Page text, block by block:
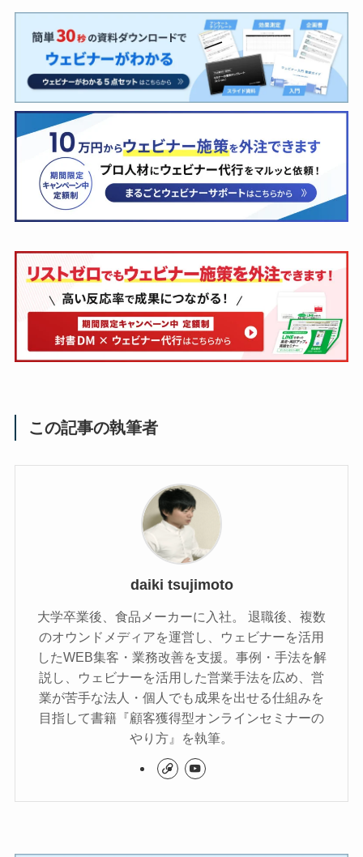
この記事の執筆者
daiki tsujimoto
大学卒業後、食品メーカーに入社。 退職後、複数
のオウンドメディアを運営し、ウェビナーを活用
したWEB集客・業務改善を支援。事例・手法を解
説し、ウェビナーを活用した営業手法を広め、営
業が苦手な法人・個人でも成果を出せる仕組みを
目指して書籍『顧客獲得型オンラインセミナーの
やり方』を執筆。